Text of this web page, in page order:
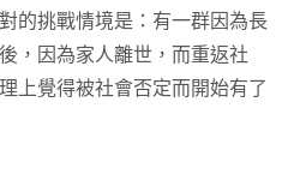
的挑戰情境是：有一群因為長
，因為家人離世，而重返社
上覺得被社會否定而開始有了